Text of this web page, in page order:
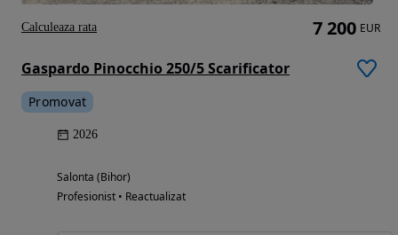
Gaspardo Pinocchio 250/5 Scarificator
Promovat
2026
Salonta (Bihor)
Profesionist • Reactualizat
7 200 EUR
Calculeaza rata